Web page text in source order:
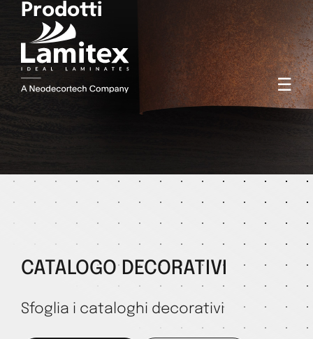
☰
Prodotti
CATALOGO DECORATIVI
Sfoglia i cataloghi decorativi